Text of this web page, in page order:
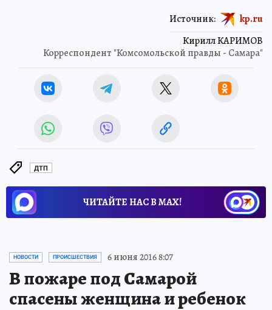
Кирилл КАРИМОВ
Корреспондент "Комсомольской правды - Самара"
Источник: kp.ru
ДТП
ЧИТАЙТЕ НАС В МАХ!
НОВОСТИ ПРОИСШЕСТВИЯ 6 июня 2016 8:07
В пожаре под Самарой
спасены женщина и ребенок